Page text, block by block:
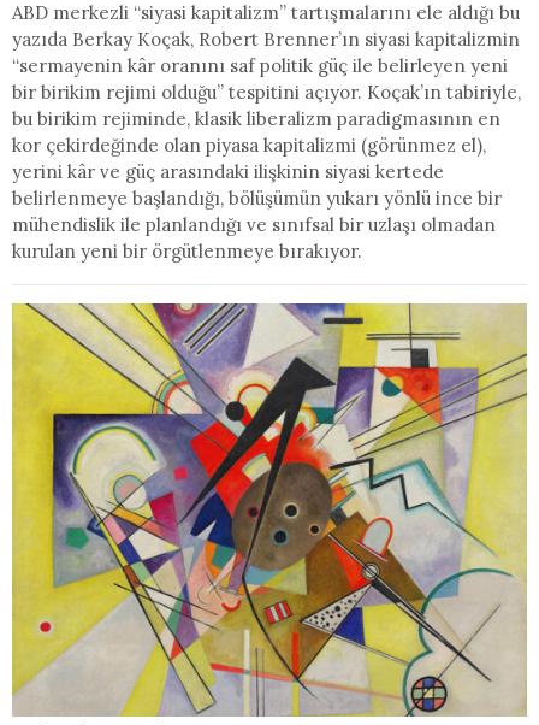
ABD merkezli “siyasi kapitalizm” tartışmalarını ele aldığı bu
yazıda Berkay Koçak, Robert Brenner’ın siyasi kapitalizmin
“sermayenin kâr oranını saf politik güç ile belirleyen yeni
bir birikim rejimi olduğu” tespitini açıyor. Koçak’ın tabiriyle,
bu birikim rejiminde, klasik liberalizm paradigmasının en
kor çekirdeğinde olan piyasa kapitalizmi (görünmez el),
yerini kâr ve güç arasındaki ilişkinin siyasi kertede
belirlenmeye başlandığı, bölüşümün yukarı yönlü ince bir
mühendislik ile planlandığı ve sınıfsal bir uzlaşı olmadan
kurulan yeni bir örgütlenmeye bırakıyor.